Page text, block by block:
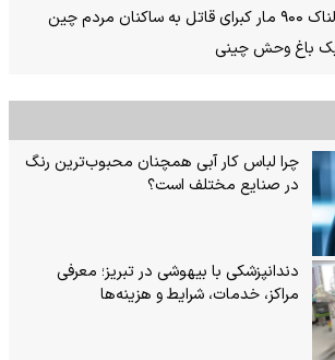
مردم چین
باغ وحش چینی
چرا لباس کار آبی همچنان محبوب‌ترین رنگ
در صنایع مختلف است؟
دندانپزشکی با بیهوشی در تبریز؛ معرفی
مراکز، خدمات، شرایط و هزینه‌ها